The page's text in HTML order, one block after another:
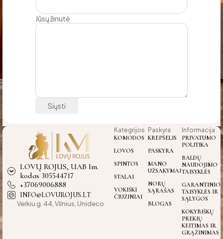
Jūsų žinutė
Kategrijos
KOMODOS
LOVOS
SPINTOS
STALAI
VOKIŠKI
ČIUŽINIAI
Paskyra
KREPŠELIS
PASKYRA
MANO
UŽSAKYMAI
NORŲ
SĄRAŠAS
BLOGAS
Informacija
PRIVATUMO
POLITIKA
BALDŲ
NAUDOJIMO
TAISYKLĖS
GARANTINIO
TAISYKLĖS IR
SĄLYGOS
KOKYBIŠKŲ
PREKIŲ
KEITIMAS IR
GRĄŽINIMAS
LOVŲ ROJUS, UAB Im.
kodas 305544717
+37069006888
INFO@LOVUROJUS.LT
Verkiu g. 44, Vilnius, Unideco